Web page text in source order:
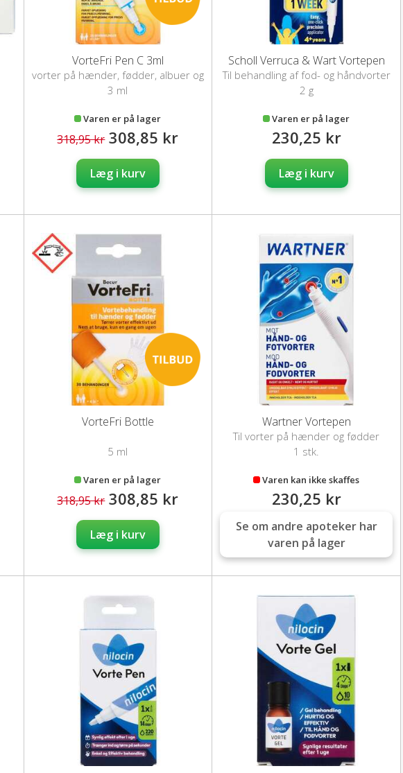
VorteFri Pen C 3ml
vorter på hænder, fødder, albuer og
knæ
3 ml
Varen er på lager
318,95 kr 308,85 kr
Læg i kurv
Scholl Verruca & Wart Vortepen
Til behandling af fod- og håndvorter
2 g
Varen er på lager
230,25 kr
Læg i kurv
VorteFri Bottle
5 ml
Varen er på lager
318,95 kr 308,85 kr
Læg i kurv
Wartner Vortepen
Til vorter på hænder og fødder
1 stk.
Varen kan ikke skaffes
230,25 kr
Se om andre apoteker har
varen på lager